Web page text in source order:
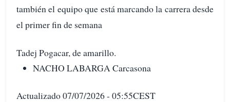
también el equipo que está marcando la carrera desde
el primer fin de semana
Tadej Pogacar, de amarillo.
NACHO LABARGA Carcasona
Actualizado 07/07/2026 - 05:55CEST